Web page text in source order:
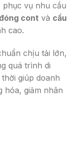
vụ nhu cầu
cont và cầu
cao.
chịu tải lớn,
quá trình di
giúp doanh
hóa, giảm nhân